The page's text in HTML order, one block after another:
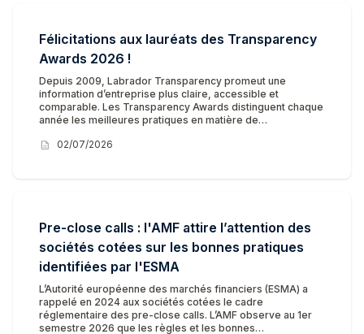
Félicitations aux lauréats des Transparency
Awards 2026 !
Depuis 2009, Labrador Transparency promeut une
information d’entreprise plus claire, accessible et
comparable. Les Transparency Awards distinguent chaque
année les meilleures pratiques en matière de…
description 02/07/2026
Pre-close calls : l'AMF attire l’attention des
sociétés cotées sur les bonnes pratiques
identifiées par l'ESMA
L’Autorité européenne des marchés financiers (ESMA) a
rappelé en 2024 aux sociétés cotées le cadre
réglementaire des pre-close calls. L’AMF observe au 1er
semestre 2026 que les règles et les bonnes…